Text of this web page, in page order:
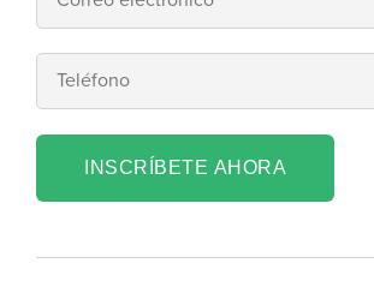
INSCRÍBETE AHORA